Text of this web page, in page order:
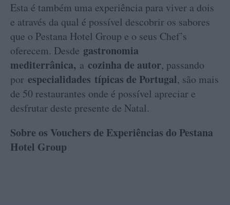
Esta é também uma experiência para viver a dois
e através da qual é possível descobrir os sabores
que o Pestana Hotel Group e o seus Chef’s
oferecem. Desde gastronomia
mediterrânica, a cozinha de autor, passando
por especialidades típicas de Portugal, são mais
de 50 restaurantes onde é possível apreciar e
desfrutar deste presente de Natal.
Sobre os Vouchers de Experiências do Pestana
Hotel Group